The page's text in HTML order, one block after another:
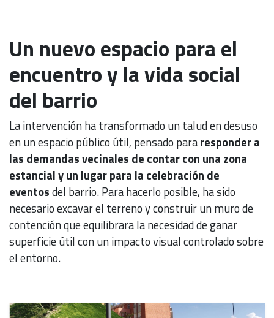
Un nuevo espacio para el
encuentro y la vida social
del barrio
La intervención ha transformado un talud en desuso
en un espacio público útil, pensado pararesponder a
las demandas vecinales de contar con una zona
estancial y un lugar para la celebración de
eventosdel barrio. Para hacerlo posible, ha sido
necesario excavar el terreno y construir un muro de
contención que equilibrara la necesidad de ganar
superficie útil con un impacto visual controlado sobre
el entorno.